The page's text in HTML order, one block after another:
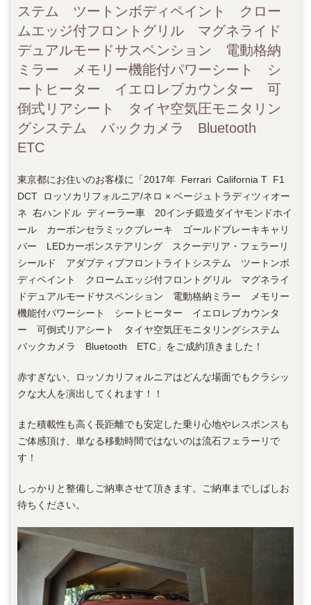
ステム ツートンボディペイント クロー
ムエッジ付フロントグリル マグネライド
デュアルモードサスペンション 電動格納
ミラー メモリー機能付パワーシート シ
ートヒーター イエロレブカウンター 可
倒式リアシート タイヤ空気圧モニタリン
グシステム バックカメラ Bluetooth
ETC
東京都にお住いのお客様に「2017年 Ferrari California T F1
DCT ロッソカリフォルニア/ネロ × ベージュトラディツィオー
ネ 右ハンドル ディーラー車 20インチ鍛造ダイヤモンドホイ
ール カーボンセラミックブレーキ ゴールドブレーキキャリ
パー LEDカーボンステアリング スクーデリア・フェラーリ
シールド アダプティブフロントライトシステム ツートンボ
ディペイント クロームエッジ付フロントグリル マグネライ
ドデュアルモードサスペンション 電動格納ミラー メモリー
機能付パワーシート シートヒーター イエロレブカウンタ
ー 可倒式リアシート タイヤ空気圧モニタリングシステム
バックカメラ Bluetooth ETC」をご成約頂きました！
赤すぎない、ロッソカリフォルニアはどんな場面でもクラシッ
クな大人を演出してくれます！！
また積載性も高く長距離でも安定した乗り心地やレスポンスも
ご体感頂け、単なる移動時間ではないのは流石フェラーリで
す！
しっかりと整備しご納車させて頂きます。ご納車までしばしお
待ちください。